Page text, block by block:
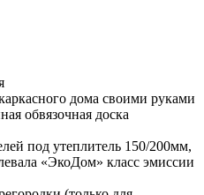
дома своими руками
обвязочная доска
под утеплитель 150/200мм,
«ЭкоДом» класс эмиссии